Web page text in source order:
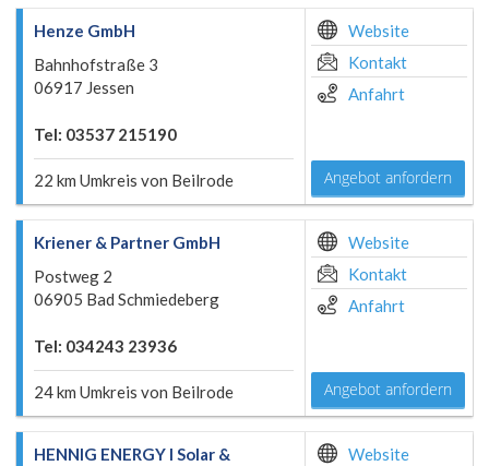
Henze GmbH
Bahnhofstraße 3
06917 Jessen
Tel: 03537 215190
22 km Umkreis von Beilrode
Website
Kontakt
Anfahrt
Angebot anfordern
Kriener & Partner GmbH
Postweg 2
06905 Bad Schmiedeberg
Tel: 034243 23936
24 km Umkreis von Beilrode
Website
Kontakt
Anfahrt
Angebot anfordern
HENNIG ENERGY I Solar &
Website